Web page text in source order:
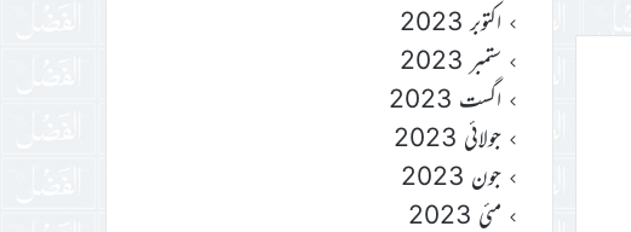
اکتوبر 2023
ستمبر 2023
اگست 2023
جولائی 2023
جون 2023
مئی 2023